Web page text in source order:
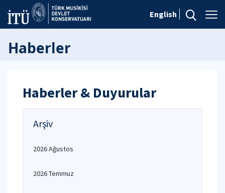
English
Haberler
Haberler & Duyurular
Arşiv
2026 Ağustos
2026 Temmuz